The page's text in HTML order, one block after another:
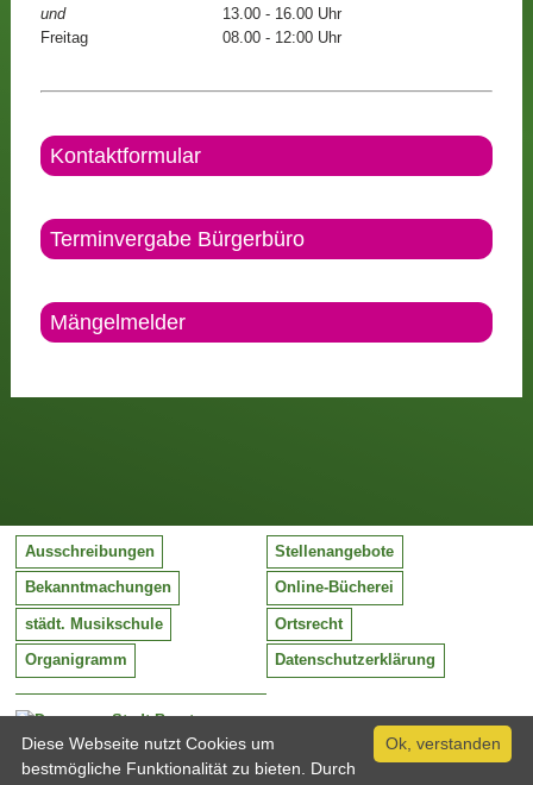
und
13.00 - 16.00 Uhr
Freitag
08.00 - 12:00 Uhr
Kontaktformular
Terminvergabe Bürgerbüro
Mängelmelder
Stadt Barntrup
Mittelstraße 38
32683 Barntrup
Ausschreibungen Stellenangebote
Bekanntmachungen Online-Bücherei
städt. Musikschule Ortsrecht
Organigramm Datenschutzerklärung
Ok, verstanden
Diese Webseite nutzt Cookies um
bestmögliche Funktionalität zu bieten. Durch